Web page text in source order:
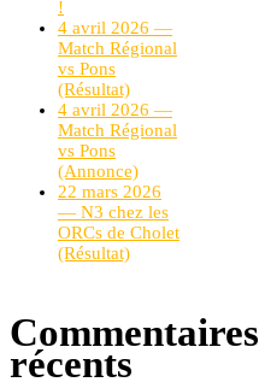
!
4 avril 2026 —
Match Régional
vs Pons
(Résultat)
4 avril 2026 —
Match Régional
vs Pons
(Annonce)
22 mars 2026
— N3 chez les
ORCs de Cholet
(Résultat)
Commentaires
récents